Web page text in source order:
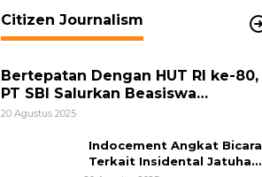
Citizen Journalism
Bertepatan Dengan HUT RI ke-80,
PT SBI Salurkan Beasiswa
Pendidikan Kepada 500 Pelajar
20 Agustus 2025
Indocement Angkat Bicara
Terkait Insidental Jatuhan